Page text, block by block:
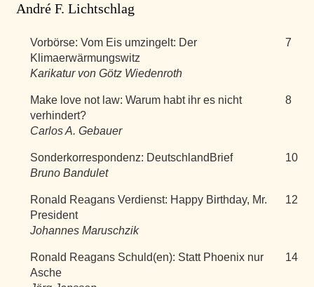
André F. Lichtschlag
Vorbörse: Vom Eis umzingelt: Der
Klimaerwärmungswitz
Karikatur von Götz Wiedenroth
7
Make love not law: Warum habt ihr es nicht
verhindert?
Carlos A. Gebauer
8
Sonderkorrespondenz: DeutschlandBrief
Bruno Bandulet
10
Ronald Reagans Verdienst: Happy Birthday, Mr.
President
Johannes Maruschzik
12
Ronald Reagans Schuld(en): Statt Phoenix nur
Asche
14